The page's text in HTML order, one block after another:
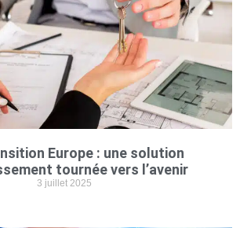
Europe : une solution
tournée vers l’avenir
3 juillet 2025